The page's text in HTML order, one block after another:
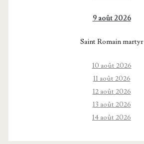
9 août 2026
Saint Romain martyr
10 août 2026
11 août 2026
12 août 2026
13 août 2026
14 août 2026